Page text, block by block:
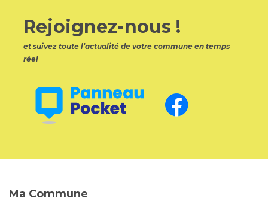
Rejoignez-nous !
et suivez toute l’actualité de votre commune en temps
réel
Ma Commune